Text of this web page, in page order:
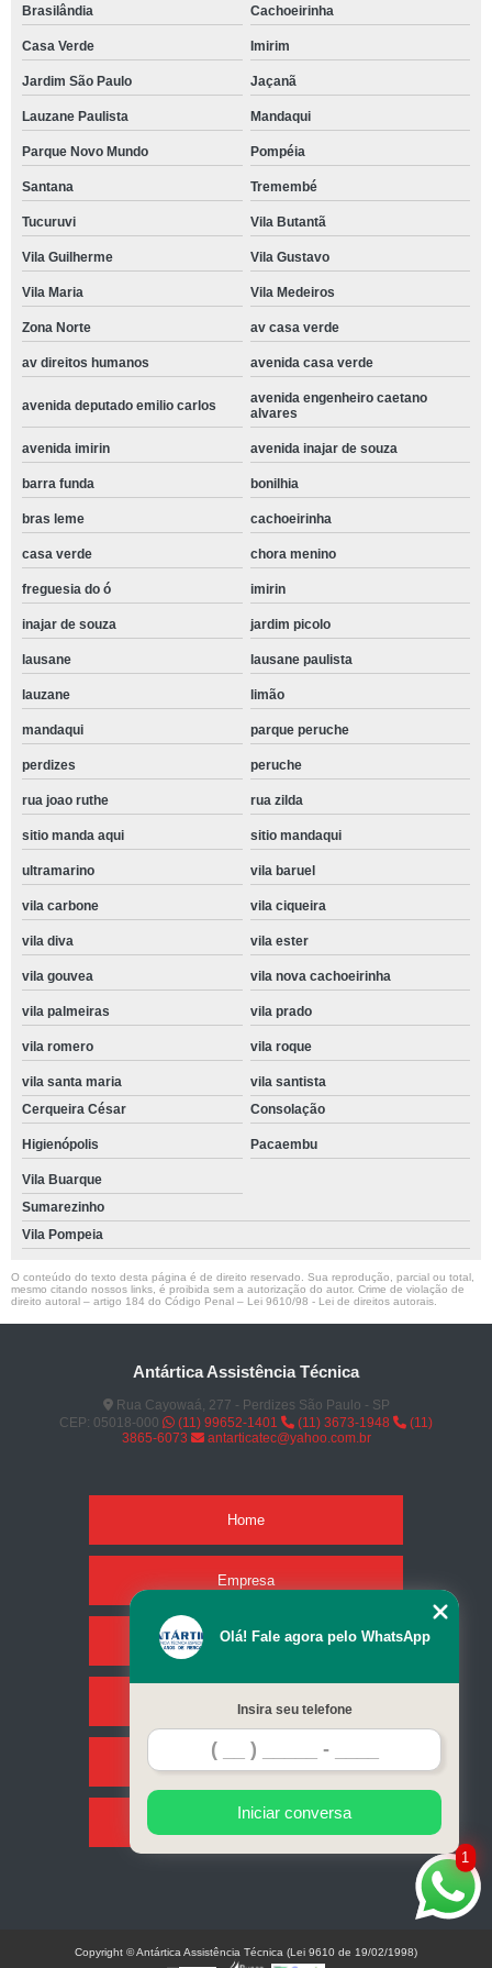
Brasilândia
Cachoeirinha
Casa Verde Imirim
Jardim São Paulo Jaçanã
Lauzane Paulista Mandaqui
Parque Novo Mundo Pompéia
Santana Tremembé
Tucuruvi Vila Butantã
Vila Guilherme Vila Gustavo
Vila Maria Vila Medeiros
Zona Norte av casa verde
av direitos humanos avenida casa verde
avenida deputado emilio carlos
avenida engenheiro caetano
alvares
avenida imirin avenida inajar de souza
barra funda bonilhia
bras leme cachoeirinha
casa verde chora menino
freguesia do ó imirin
inajar de souza jardim picolo
lausane lausane paulista
lauzane limão
mandaqui parque peruche
perdizes peruche
rua joao ruthe rua zilda
sitio manda aqui sitio mandaqui
ultramarino vila baruel
vila carbone vila ciqueira
vila diva vila ester
vila gouvea vila nova cachoeirinha
vila palmeiras vila prado
vila romero vila roque
vila santa maria
vila santista
Cerqueira César
Consolação
Higienópolis Pacaembu
Vila Buarque
Sumarezinho
Vila Pompeia
O conteúdo do texto desta página é de direito reservado. Sua reprodução, parcial ou total,
mesmo citando nossos links, é proibida sem a autorização do autor. Crime de violação de
direito autoral – artigo 184 do Código Penal – Lei 9610/98 - Lei de direitos autorais
Antártica Assistência Técnica
Rua Cayowaá, 277 - Perdizes São Paulo - SP
CEP: 05018-000
(11) 99652-1401 (11) 3673-1948
(11)
3865-6073
antarticatec@yahoo.com.br
Home
Empresa
Missão
Serviços
Contato
Mapa do site
1
Olá! Fale agora pelo WhatsApp
Insira seu telefone
Iniciar conversa
Copyright © Antártica Assistência Técnica (Lei 9610 de 19/02/1998)